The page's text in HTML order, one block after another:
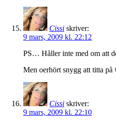
Cissi skriver:
9 mars, 2009 kl. 22:12
PS… Håller inte med om att
Men oerhört snygg att titta på
Cissi skriver:
9 mars, 2009 kl. 22:10